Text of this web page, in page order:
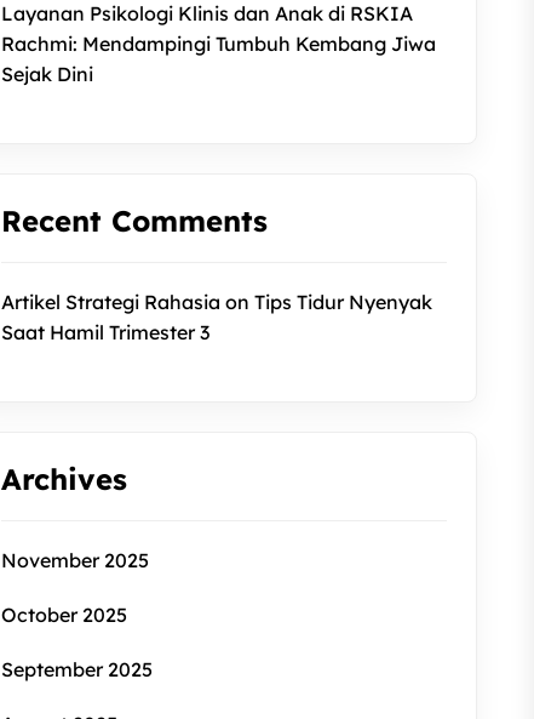
Layanan Psikologi Klinis dan Anak di RSKIA
Rachmi: Mendampingi Tumbuh Kembang Jiwa
Sejak Dini
Recent Comments
Artikel Strategi Rahasia on Tips Tidur Nyenyak
Saat Hamil Trimester 3
Archives
November 2025
October 2025
September 2025